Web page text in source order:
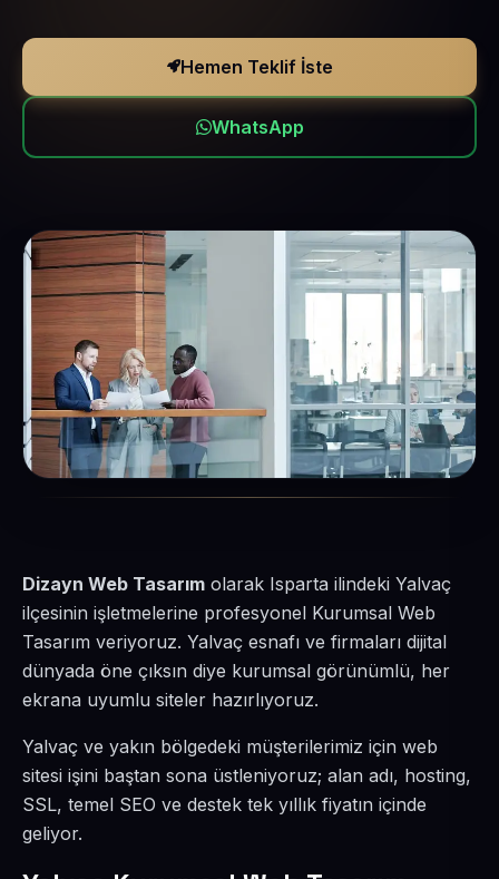
Hemen Teklif İste
WhatsApp
Dizayn Web Tasarım olarak Isparta ilindeki Yalvaç
ilçesinin işletmelerine profesyonel Kurumsal Web
Tasarım veriyoruz. Yalvaç esnafı ve firmaları dijital
dünyada öne çıksın diye kurumsal görünümlü, her
ekrana uyumlu siteler hazırlıyoruz.
Yalvaç ve yakın bölgedeki müşterilerimiz için web
sitesi işini baştan sona üstleniyoruz; alan adı, hosting,
SSL, temel SEO ve destek tek yıllık fiyatın içinde
geliyor.